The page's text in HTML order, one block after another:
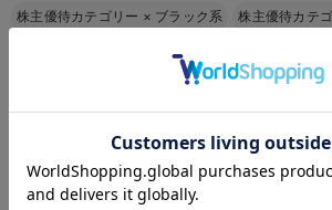
株主優待カテゴリー × ブラック系 株主優待カテ
グレー系
ブラウン系 株主優待カテゴ
株主優待カテゴリ
株主優待カテゴリー ×グリーン系
お気に入り商品を確認す